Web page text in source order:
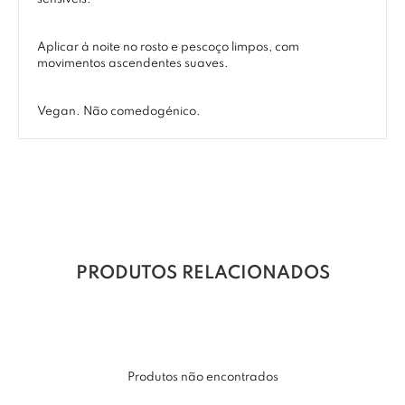
Aplicar à noite no rosto e pescoço limpos, com
movimentos ascendentes suaves.
Vegan. Não comedogénico.
PRODUTOS RELACIONADOS
Produtos não encontrados